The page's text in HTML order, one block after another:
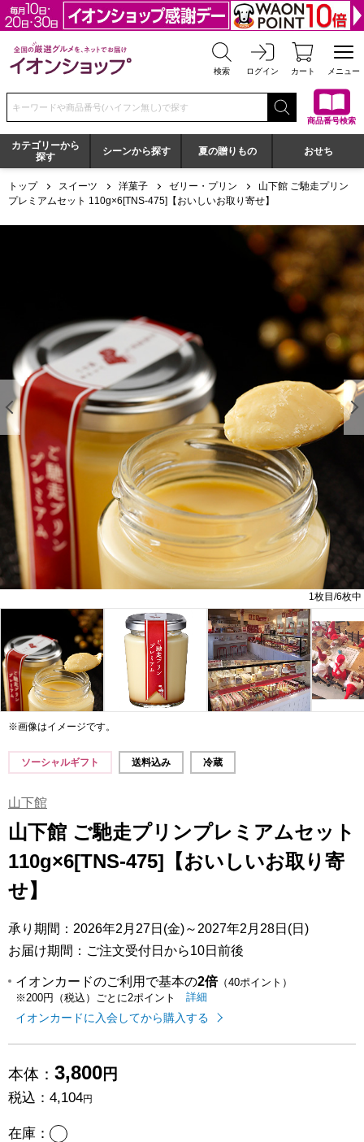
全国の厳選グルメを、ネットでお届け イオンショップ
検索 ログイン カート メニュー
検索キーワードまたは商品番号を入力してください
商品番号検索
カテゴリーから
探す
シーンから探す 夏の贈りもの おせち
トップ スイーツ 洋菓子 ゼリー・プリン
山下館 ご馳走プリン
プレミアムセット 110g×6[TNS-475]【おいしいお取り寄せ】
山下館 ご馳走プリンプレミアムセット 110g×6[TNS-475]【お
前の画像を表示する
1枚目/6枚中
※画像はイメージです。
ソーシャルギフト 送料込み 冷蔵
山下館
山下館 ご馳走プリンプレミアムセット
110g×6[TNS-475]【おいしいお取り寄
せ】
承り期間：2026年2月27日(金)～2027年2月28日(日)
お届け期間：ご注文受付日から10日前後
イオンカードのご利用で基本の2倍（40ポイント）
※200円（税込）ごとに2ポイント
イオンカードのご利用でたまるポイ
詳細
イオンカードに入会してから購入する
本体： 3,800円
税込： 4,104円
在庫： あり